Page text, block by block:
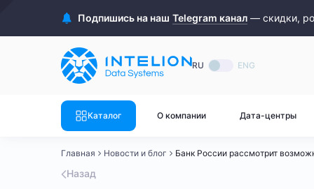
Подпишись на наш Telegram канал — скидки,
RU ENG
Каталог О компании Дата-центры
ASIC майнеры
Bitmain
Готовый
Готовый
Главная Новости и блог Банк России рассмотрит
Назад